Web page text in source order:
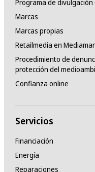
Programa de
Marcas
Marcas propias
Retailmedia en
Procedimiento de
protección del
Confianza online
Servicios
Financiación
Energía
Reparaciones